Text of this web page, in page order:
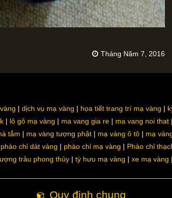
Tháng Năm 7, 2016
dịch vụ mạ vàng họa tiết trang trí mạ vàng
lô gô mạ vàng ma vang gia re ma vang noi that
tắm mạ vàng tượng phật mạ vàng ô tô mạ
phào chỉ dát vàng phào chỉ mạ vàng Phào chỉ
trâu phong thủy tỳ hưu mạ vàng xe mạ vàng
Quy định chung